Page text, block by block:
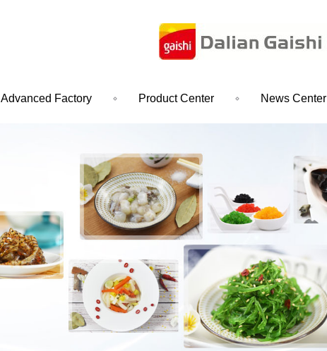
Advanced Factory Product Center News Center